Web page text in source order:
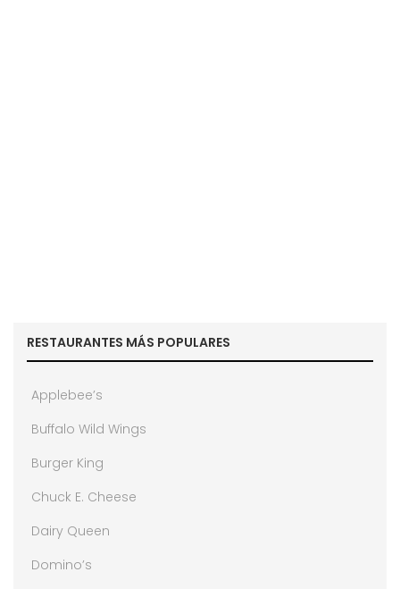
RESTAURANTES MÁS POPULARES
Applebee’s
Buffalo Wild Wings
Burger King
Chuck E. Cheese
Dairy Queen
Domino’s